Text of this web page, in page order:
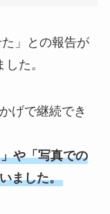
」との報告が
た。
げで継続でき
や「写真での
ました。